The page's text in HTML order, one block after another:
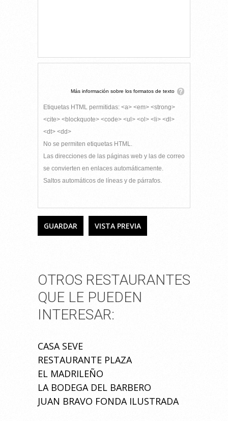
Más información sobre los formatos de texto
Etiquetas HTML permitidas: <a> <em> <strong>
<cite> <blockquote> <code> <ul> <ol> <li> <dl>
<dt> <dd>
No se permiten etiquetas HTML.
Las direcciones de las páginas web y las de correo
se convierten en enlaces automáticamente.
Saltos automáticos de líneas y de párrafos.
OTROS RESTAURANTES
QUE LE PUEDEN
INTERESAR:
CASA SEVE
RESTAURANTE PLAZA
EL MADRILEÑO
LA BODEGA DEL BARBERO
JUAN BRAVO FONDA ILUSTRADA